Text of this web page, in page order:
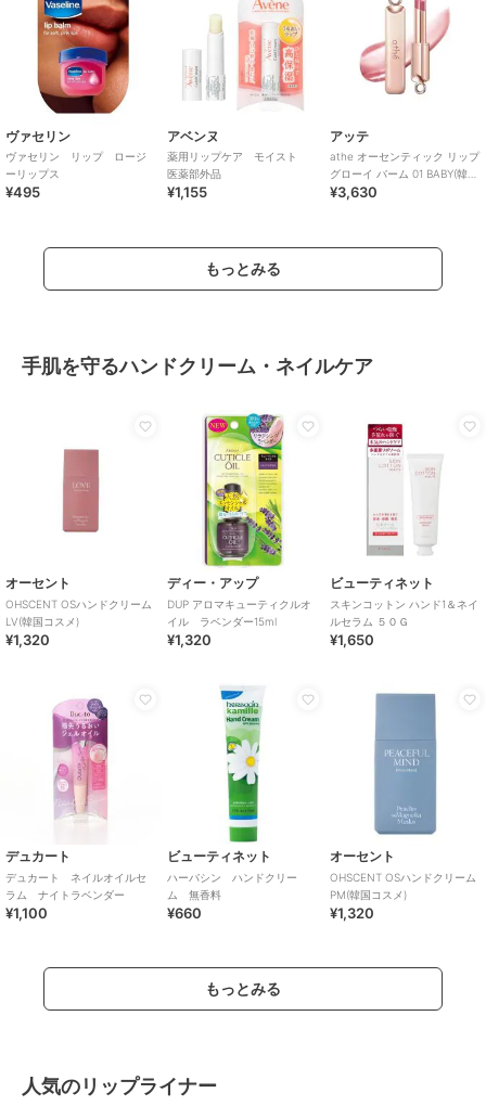
ヴァセリン
ヴァセリン リップ ロージ
ーリップス
¥495
アベンヌ
薬用リップケア モイスト
医薬部外品
¥1,155
アッテ
athe オーセンティック リップ
グローイ バーム 01 BABY(韓国
コスメ)
¥3,630
もっとみる
手肌を守るハンドクリーム・ネイルケア
オーセント
OHSCENT OSハンドクリーム
LV(韓国コスメ)
¥1,320
ディー・アップ
DUP アロマキューティクルオ
イル ラベンダー15ml
¥1,320
ビューティネット
スキンコットン ハンド1＆ネイ
ルセラム ５０Ｇ
¥1,650
デュカート
デュカート ネイルオイルセ
ラム ナイトラベンダー
¥1,100
ビューティネット
ハーバシン ハンドクリー
ム 無香料
¥660
オーセント
OHSCENT OSハンドクリーム
PM(韓国コスメ)
¥1,320
もっとみる
人気のリップライナー